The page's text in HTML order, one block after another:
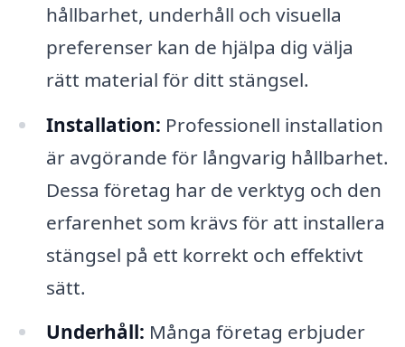
hållbarhet, underhåll och visuella
preferenser kan de hjälpa dig välja
rätt material för ditt stängsel.
Installation: Professionell installation
är avgörande för långvarig hållbarhet.
Dessa företag har de verktyg och den
erfarenhet som krävs för att installera
stängsel på ett korrekt och effektivt
sätt.
Underhåll: Många företag erbjuder